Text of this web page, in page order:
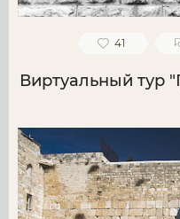
41
Виртуальный тур